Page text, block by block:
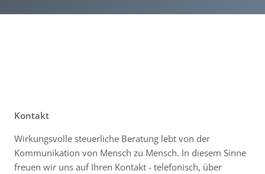
Kontakt
Wirkungsvolle steuerliche Beratung lebt von der
Kommunikation von Mensch zu Mensch. In diesem Sinne
freuen wir uns auf Ihren Kontakt - telefonisch, über